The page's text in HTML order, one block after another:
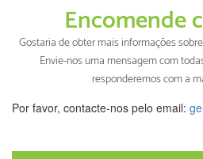
Encomende
Gostaria de obter mais informações
Envie-nos uma mensagem com
responderemos com a
Por favor, contacte-nos pelo email: